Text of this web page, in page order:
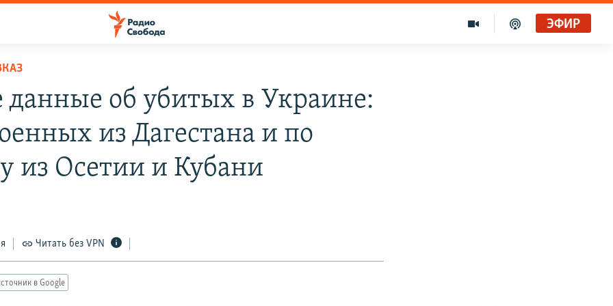
ЭФИР
об убитых в Украине:
из Дагестана и по
из Осетии и Кубани
Читать без VPN
в Google